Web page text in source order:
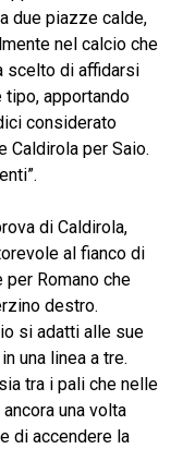
due piazze calde,
nel calcio che
scelto di affidarsi
apportando
considerato
Caldirola per Saio.
di Caldirola,
al fianco di
Romano che
destro.
si adatti alle sue
una linea a tre.
tra i pali che nelle
una volta
di accendere la